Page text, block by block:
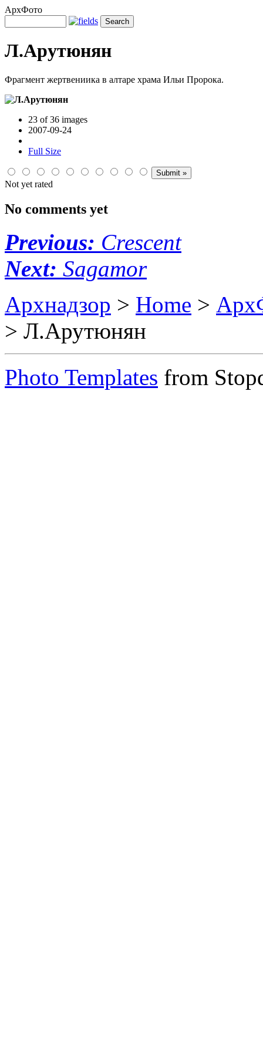
АрхФото
Л.Арутюнян
Фрагмент жертвениика в алтаре храма Ильи Пророка.
23 of 36 images
2007-09-24
Full Size
Not yet rated
No comments yet
Previous: Crescent
Next: Sagamor
Архнадзор > Home >
> Л.Арутюнян
Photo Templates from